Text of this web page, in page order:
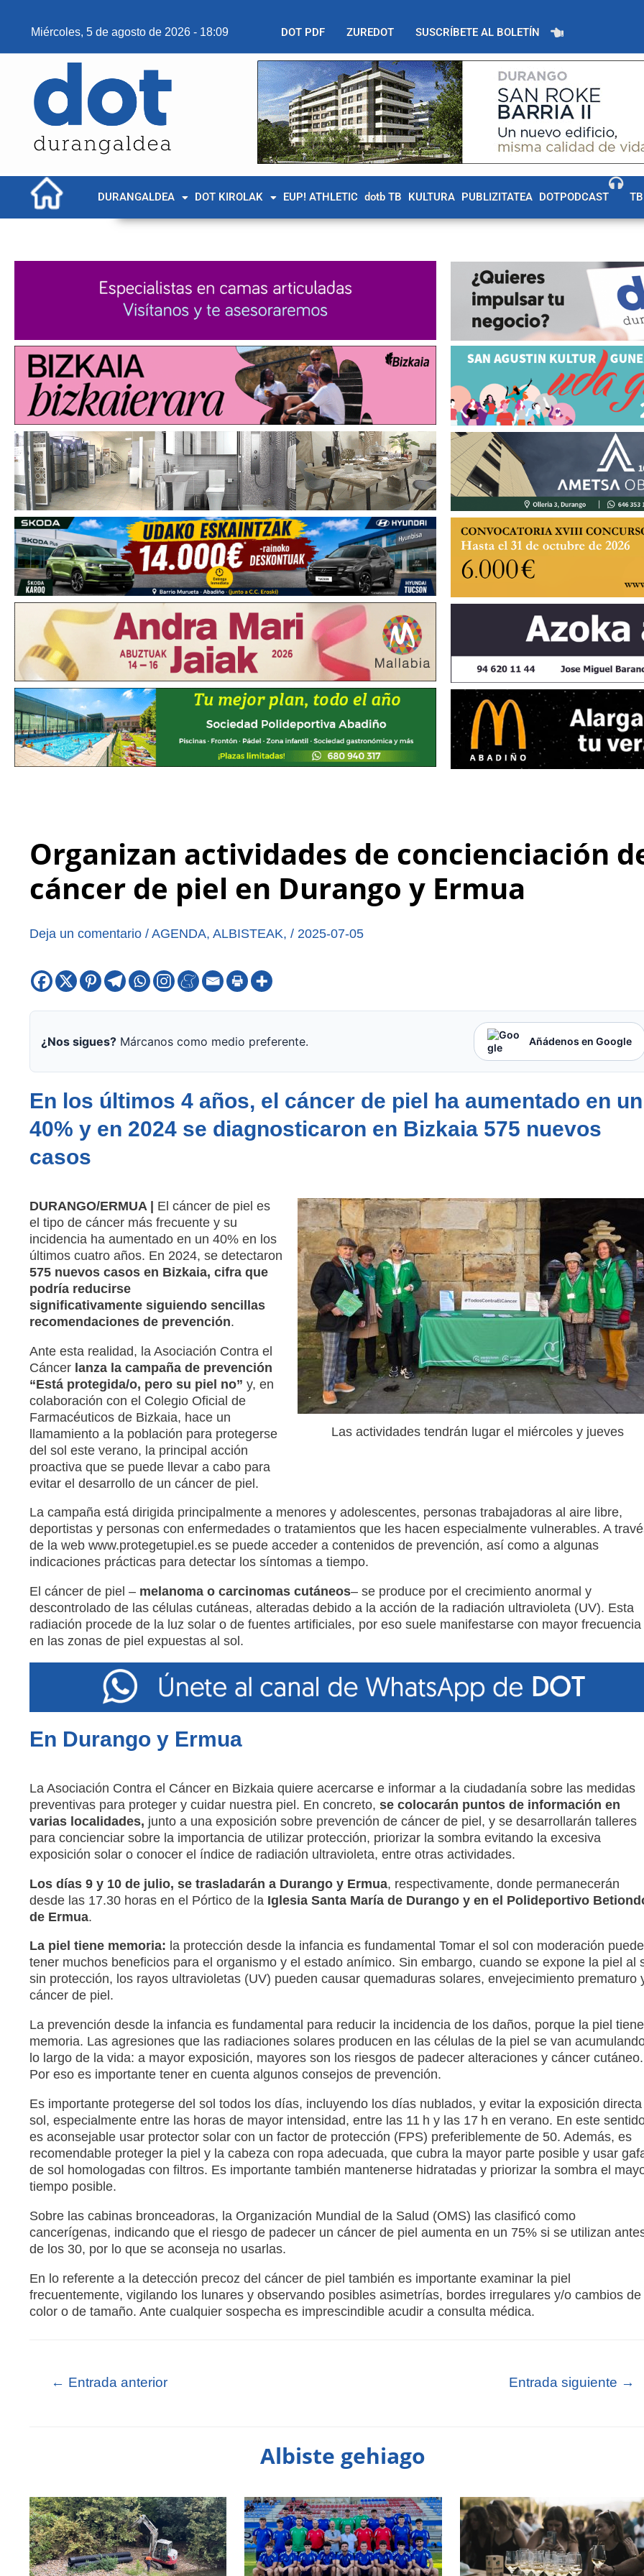
Miércoles, 5 de agosto de 2026 - 18:09 DOT PDF ZUREDOT SUSCRÍBETE AL BOLETÍN
DURANGALDEA DOT KIROLAK EUP! ATHLETIC dotb TB KULTURA PUBLIZITATEA DOTPODCAST
Organizan actividades de concienciación
cáncer de piel en Durango y Ermua
Deja un comentario / AGENDA, ALBISTEAK, / 2025-07-05
¿Nos sigues?Márcanos como medio preferente. Añádenos en Google
En los últimos 4 años, el cáncer de piel ha aumentado en un
40% y en 2024 se diagnosticaron en Bizkaia 575 nuevos
casos
Las actividades tendrán lugar el miércoles y jueves
DURANGO/ERMUA | El cáncer de piel es
el tipo de cáncer más frecuente y su
incidencia ha aumentado en un 40% en los
últimos cuatro años. En 2024, se detectaron
575 nuevos casos en Bizkaia, cifra que
podría reducirse
significativamente siguiendo sencillas
recomendaciones de prevención.
Ante esta realidad, la Asociación Contra el
Cáncer lanza la campaña de prevención
“Está protegida/o, pero su piel no” y, en
colaboración con el Colegio Oficial de
Farmacéuticos de Bizkaia, hace un
llamamiento a la población para protegerse
del sol este verano, la principal acción
proactiva que se puede llevar a cabo para
evitar el desarrollo de un cáncer de piel.
La campaña está dirigida principalmente a menores y adolescentes, personas trabajadoras al aire libre,
deportistas y personas con enfermedades o tratamientos que les hacen especialmente vulnerables. A
de la web www.protegetupiel.es se puede acceder a contenidos de prevención, así como a algunas
indicaciones prácticas para detectar los síntomas a tiempo.
El cáncer de piel – melanoma o carcinomas cutáneos– se produce por el crecimiento anormal y
descontrolado de las células cutáneas, alteradas debido a la acción de la radiación ultravioleta (UV). Esta
radiación procede de la luz solar o de fuentes artificiales, por eso suele manifestarse con mayor frecuencia
en las zonas de piel expuestas al sol.
En Durango y Ermua
La Asociación Contra el Cáncer en Bizkaia quiere acercarse e informar a la ciudadanía sobre las medidas
preventivas para proteger y cuidar nuestra piel. En concreto, se colocarán puntos de información en
varias localidades, junto a una exposición sobre prevención de cáncer de piel, y se desarrollarán talleres
para concienciar sobre la importancia de utilizar protección, priorizar la sombra evitando la excesiva
exposición solar o conocer el índice de radiación ultravioleta, entre otras actividades.
Los días 9 y 10 de julio, se trasladarán a Durango y Ermua, respectivamente, donde permanecerán
desde las 17.30 horas en el Pórtico de la Iglesia Santa María de Durango y en el Polideportivo
de Ermua.
La piel tiene memoria: la protección desde la infancia es fundamental Tomar el sol con moderación puede
tener muchos beneficios para el organismo y el estado anímico. Sin embargo, cuando se expone la piel al
sin protección, los rayos ultravioletas (UV) pueden causar quemaduras solares, envejecimiento prematuro
cáncer de piel.
La prevención desde la infancia es fundamental para reducir la incidencia de los daños, porque la piel tiene
memoria. Las agresiones que las radiaciones solares producen en las células de la piel se van
lo largo de la vida: a mayor exposición, mayores son los riesgos de padecer alteraciones y cáncer cutáneo.
Por eso es importante tener en cuenta algunos consejos de prevención.
Es importante protegerse del sol todos los días, incluyendo los días nublados, y evitar la exposición directa
sol, especialmente entre las horas de mayor intensidad, entre las 11 h y las 17 h en verano. En este
es aconsejable usar protector solar con un factor de protección (FPS) preferiblemente de 50. Además, es
recomendable proteger la piel y la cabeza con ropa adecuada, que cubra la mayor parte posible y usar
de sol homologadas con filtros. Es importante también mantenerse hidratadas y priorizar la sombra el
tiempo posible.
Sobre las cabinas bronceadoras, la Organización Mundial de la Salud (OMS) las clasificó como
cancerígenas, indicando que el riesgo de padecer un cáncer de piel aumenta en un 75% si se utilizan
de los 30, por lo que se aconseja no usarlas.
En lo referente a la detección precoz del cáncer de piel también es importante examinar la piel
frecuentemente, vigilando los lunares y observando posibles asimetrías, bordes irregulares y/o cambios de
color o de tamaño. Ante cualquier sospecha es imprescindible acudir a consulta médica.
← Entrada anterior Entrada siguiente →
Albiste gehiago